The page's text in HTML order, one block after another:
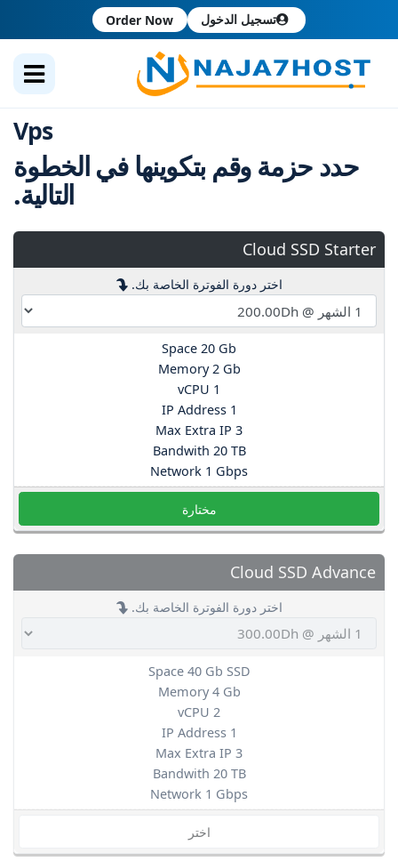
تسجيل الدخول Order Now
Vps
حدد حزمة وقم بتكوينها في الخطوة
التالية.
Cloud SSD Starter
اختر دورة الفوترة الخاصة بك.
Space 20 Gb
Memory 2 Gb
vCPU 1
IP Address 1
Max Extra IP 3
Bandwith 20 TB
Network 1 Gbps
مختارة
Cloud SSD Advance
اختر دورة الفوترة الخاصة بك.
Space 40 Gb SSD
Memory 4 Gb
vCPU 2
IP Address 1
Max Extra IP 3
Bandwith 20 TB
Network 1 Gbps
اختر